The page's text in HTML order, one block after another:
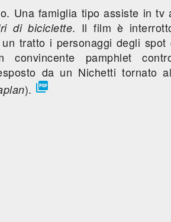
Una famiglia tipo assiste in tv
di biciclette. Il film è
tratto i personaggi degli spot
convincente pamphlet
da un Nichetti tornato
). 